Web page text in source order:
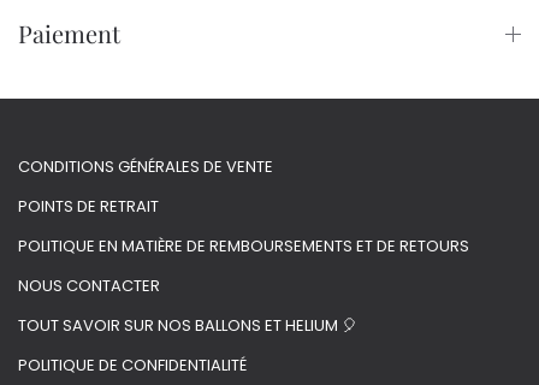
Paiement
CONDITIONS GÉNÉRALES DE VENTE
POINTS DE RETRAIT
POLITIQUE EN MATIÈRE DE REMBOURSEMENTS ET DE RETOURS
NOUS CONTACTER
TOUT SAVOIR SUR NOS BALLONS ET HELIUM 🎈
POLITIQUE DE CONFIDENTIALITÉ